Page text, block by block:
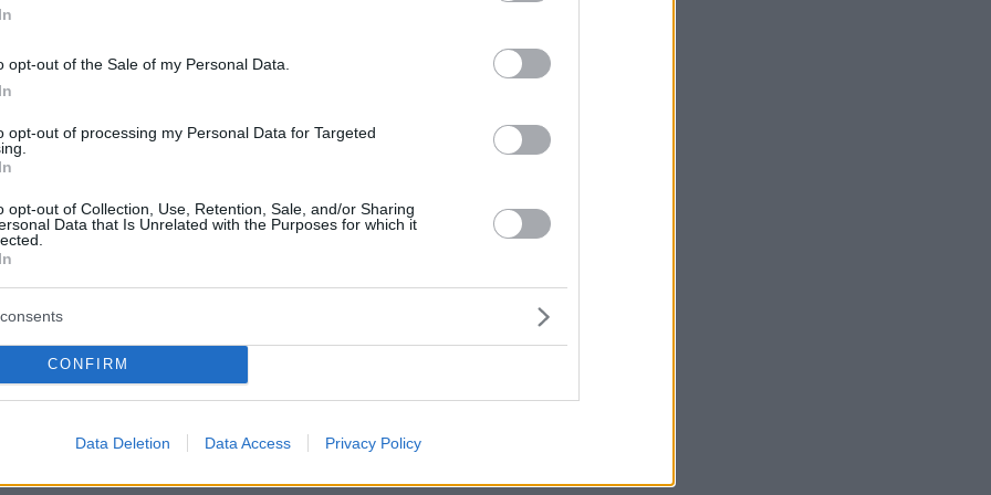
opt-out of the Sale of my Personal Data.
opt-out of processing my Personal Data for Targeted
opt-out of Collection, Use, Retention, Sale, and/or Sharing
Data that Is Unrelated with the Purposes for which it
CONFIRM
Data Deletion Data Access Privacy Policy
η εκκαθάριση της περιοχής
το Antonov στην
συγκεντρώνονται και μεταφέρονται στην
να ελεγχθούν και να καταστραφούν
μέλη του πληρώματος
από το Antonov - Τι
νεκροψία
ηλικίας 35 έως 50 ετών, φέρουν βαρύτατες